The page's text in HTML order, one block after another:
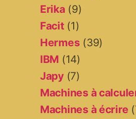
Erika (9)
Facit(1)
Hermes (39)
IBM (14)
Japy(7)
Machines à
Machines à écrire